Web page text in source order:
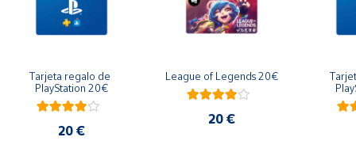
Tarjeta regalo de
PlayStation 20€
20 €
League of Legends 20€
20 €